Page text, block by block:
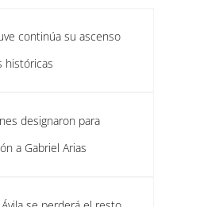
continúa su ascenso
históricas
designaron para
a Gabriel Arias